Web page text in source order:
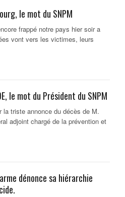
le mot du SNPM
frappé notre pays hier soir a
vont vers les victimes, leurs
le mot du Président du SNPM
la triste annonce du décès de M.
adjoint chargé de la prévention et
dénonce sa hiérarchie